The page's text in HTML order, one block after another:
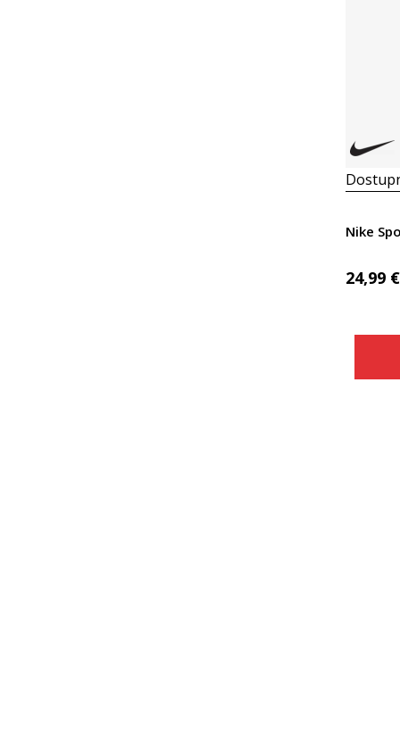
Nike
24,99 €